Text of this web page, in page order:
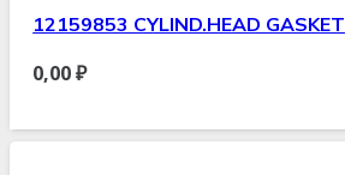
12159853 CYLIND.HEAD GASKET
0,00₽